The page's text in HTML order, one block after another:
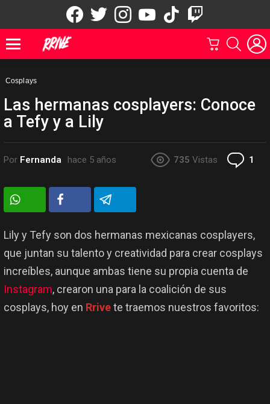
CARRITOBUSCAR
Cosplays
Las hermanas cosplayers: Conoce
a Tefy y a Lily
Por Fernanda hace 5 años 735 Vistas 1
Lily y Tefy son dos hermanas mexicanas cosplayers,
que juntan su talento y creatividad para crear cosplays
increíbles, aunque ambas tiene su propia cuenta de
Instagram, crearon una para la coalición de sus
cosplays, hoy en Rrivete traemos nuestros favoritos: